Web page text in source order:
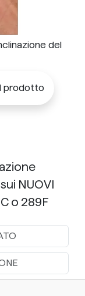
del
prodotto
NUOVI
o 289F